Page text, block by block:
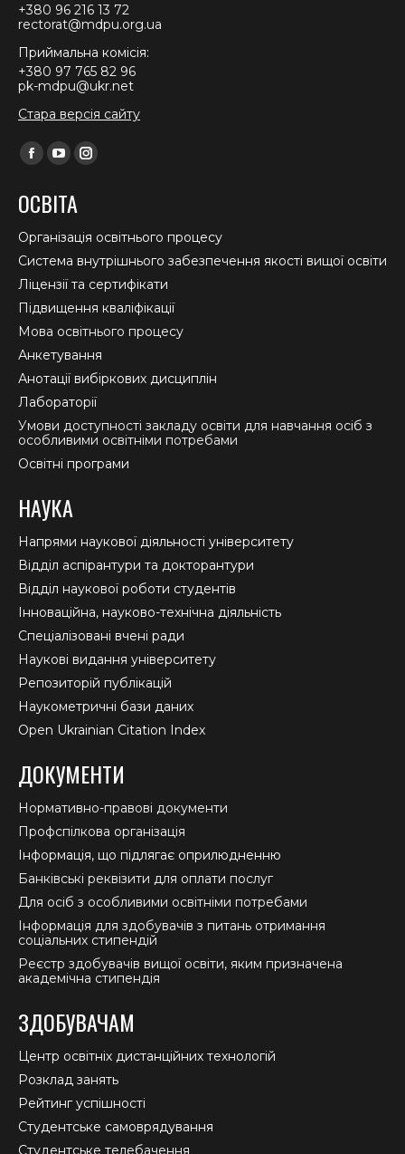
+380 96 216 13 72
rectorat@mdpu.org.ua
Приймальна комісія:
+380 97 765 82 96
pk-mdpu@ukr.net
Стара версія сайту
Find us on:
Facebook
opens
in
new
window
YouTube
opens
in
new
window
Instagram
in
new
window
ОСВІТА
Організація освітнього процесу
Система внутрішнього забезпечення якості вищої освіти
Ліцензії та сертифікати
Підвищення кваліфікації
Мова освітнього процесу
Анкетування
Анотації вибіркових дисциплін
Лабораторії
Умови доступності закладу освіти для навчання осіб з
особливими освітніми потребами
Освітні програми
НАУКА
Напрями наукової діяльності університету
Відділ аспірантури та докторантури
Відділ наукової роботи студентів
Інноваційна, науково-технічна діяльність
Спеціалізовані вчені ради
Наукові видання університету
Репозиторій публікацій
Наукометричні бази даних
Open Ukrainian Citation Index
ДОКУМЕНТИ
Нормативно-правові документи
Профспілкова організація
Інформація, що підлягає оприлюдненню
Банківські реквізити для оплати послуг
Для осіб з особливими освітніми потребами
Інформація для здобувачів з питань отримання
соціальних стипендій
Реєстр здобувачів вищої освіти, яким призначена
академічна стипендія
ЗДОБУВАЧАМ
Центр освітніх дистанційних технологій
Розклад занять
Рейтинг успішності
Студентське самоврядування
Студентське телебачення